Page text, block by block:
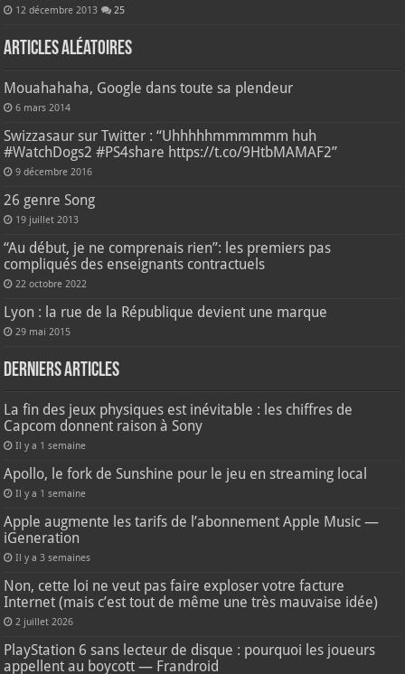
12 décembre 2013 25
Articles aléatoires
Mouahahaha, Google dans toute sa plendeur
6 mars 2014
Swizzasaur sur Twitter : “Uhhhhhmmmmmm huh
#WatchDogs2 #PS4share https://t.co/9HtbMAMAF2”
9 décembre 2016
26 genre Song
19 juillet 2013
“Au début, je ne comprenais rien”: les premiers pas
compliqués des enseignants contractuels
22 octobre 2022
Lyon : la rue de la République devient une marque
29 mai 2015
Derniers articles
La fin des jeux physiques est inévitable : les chiffres de
Capcom donnent raison à Sony
Il y a 1 semaine
Apollo, le fork de Sunshine pour le jeu en streaming local
Il y a 1 semaine
Apple augmente les tarifs de l’abonnement Apple Music —
iGeneration
Il y a 3 semaines
Non, cette loi ne veut pas faire exploser votre facture
Internet (mais c’est tout de même une très mauvaise idée)
2 juillet 2026
PlayStation 6 sans lecteur de disque : pourquoi les joueurs
appellent au boycott — Frandroid